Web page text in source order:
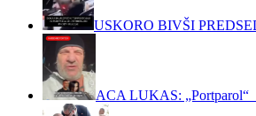
USKORO BIVŠI
ACA LUKAS: „Portparol“